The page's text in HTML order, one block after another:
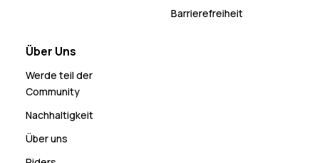
Barrierefreiheit
Über Uns
Werde teil der
Community
Nachhaltigkeit
Über uns